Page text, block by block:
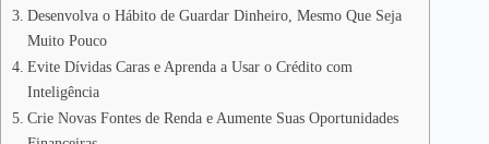
Desenvolva o Hábito de Guardar Dinheiro, Mesmo Que Seja
Muito Pouco
Evite Dívidas Caras e Aprenda a Usar o Crédito com
Inteligência
Crie Novas Fontes de Renda e Aumente Suas Oportunidades